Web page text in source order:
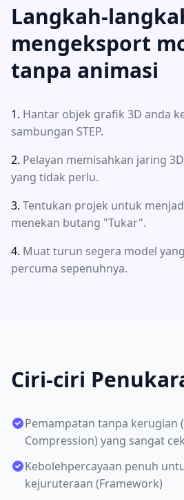
Langkah-
mengeksport
tanpa animasi
Hantar objek grafik 3D anda
sambungan STEP.
Pelayan memisahkan jaring
yang tidak perlu.
Tentukan projek untuk
menekan butang "Tukar".
Muat turun segera model
percuma sepenuhnya.
Ciri-ciri
Pemampatan tanpa kerugian
Compression) yang sangat
Kebolehpercayaan penuh
kejuruteraan (Framework)